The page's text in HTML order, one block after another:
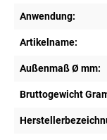
Anwendung:
Artikelname:
Außenmaß Ø mm:
Bruttogewicht